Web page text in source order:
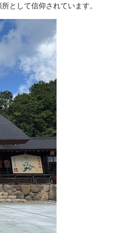
として信仰されています。